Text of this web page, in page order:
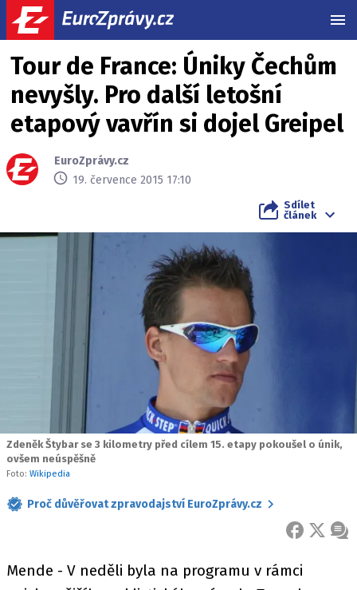
Tour de France: Úniky Čechům
nevyšly. Pro další letošní
etapový vavřín si dojel Greipel
EuroZprávy.cz
19. července 2015 17:10
Sdílet
článek
Zdeněk Štybar se 3 kilometry před cílem 15. etapy pokoušel o únik,
ovšem neúspěšně
Foto: Wikipedia
Proč důvěřovat zpravodajství EuroZprávy.cz
FACEBOOK
X
Mende - V neděli byla na programu v rámci